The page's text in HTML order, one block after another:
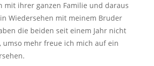
mit ihrer ganzen Familie und daraus
Wiedersehen mit meinem Bruder
die beiden seit einem Jahr nicht
umso mehr freue ich mich auf ein